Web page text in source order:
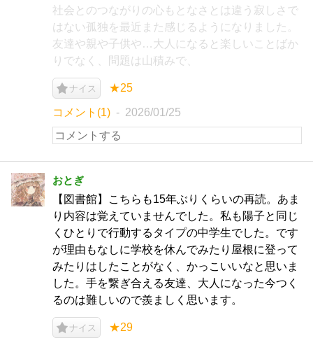
社会とのつながりの心もとなさとは違う寂しさで
はない孤独を最近また感じるようになりました。
友達や親や子供や…大人になると楽しいことばか
りでなく、問題は山積みで、
ナイス ★25
コメント(1) 2026/01/25
おとぎ
【図書館】こちらも15年ぶりくらいの再読。あま
り内容は覚えていませんでした。私も陽子と同じ
くひとりで行動するタイプの中学生でした。です
が理由もなしに学校を休んでみたり屋根に登って
みたりはしたことがなく、かっこいいなと思いま
した。手を繋ぎ合える友達、大人になった今つく
るのは難しいので羨ましく思います。
ナイス ★29